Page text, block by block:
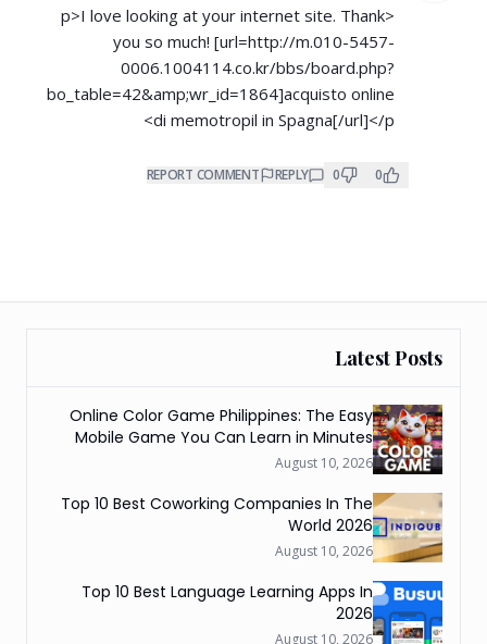
<p>I love looking at your internet site. Thank
you so much! [url=http://m.010-5457-
0006.1004114.co.kr/bbs/board.php?
bo_table=42&amp;wr_id=1864]acquisto online
di memotropil in Spagna[/url]</p>
0
0
REPLY
REPORT COMMENT
Latest Posts
Online Color Game Philippines: The Easy
Mobile Game You Can Learn in Minutes
August 10, 2026
Top 10 Best Coworking Companies In The
World 2026
August 10, 2026
Top 10 Best Language Learning Apps In
2026
August 10, 2026